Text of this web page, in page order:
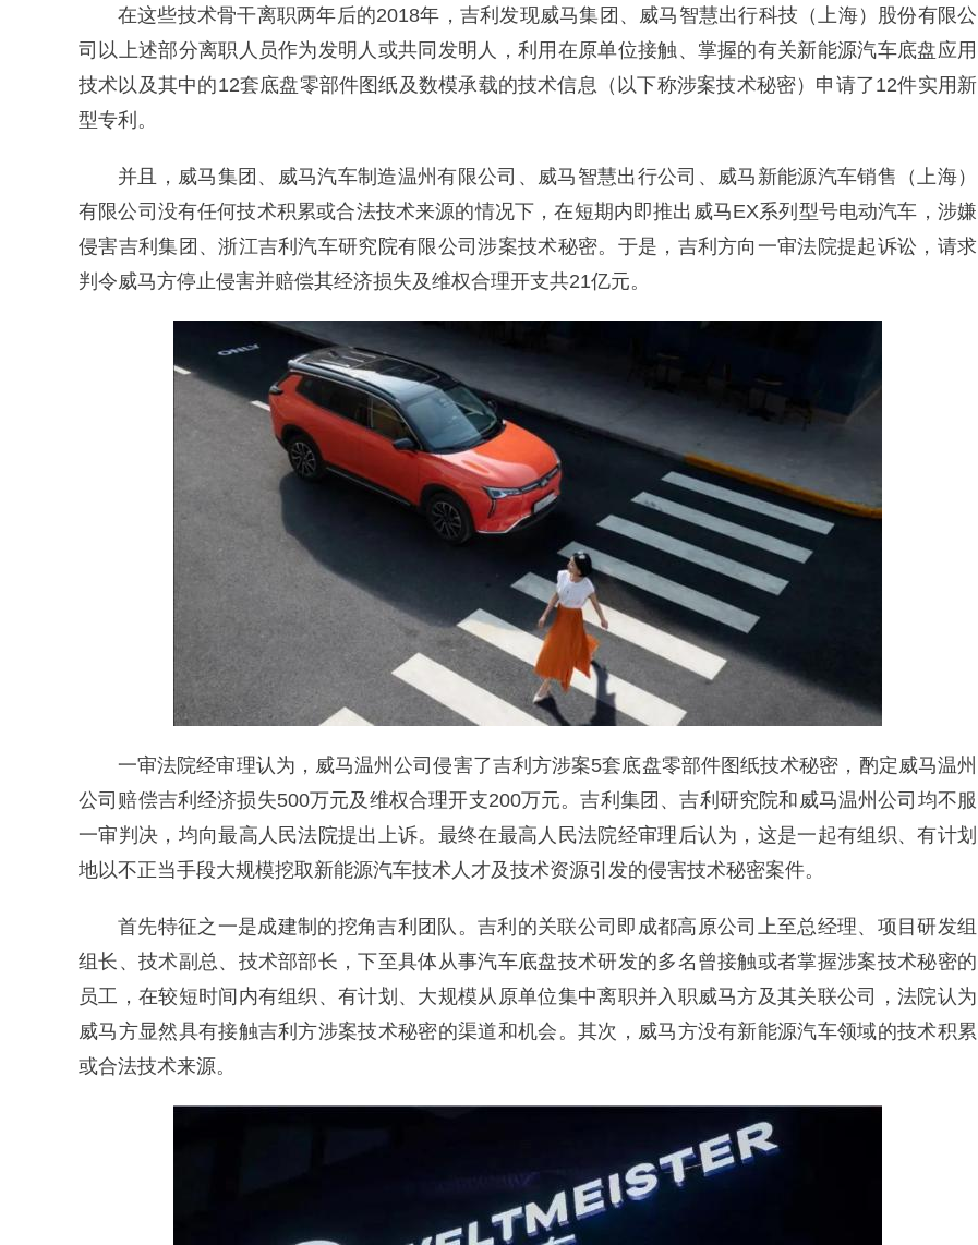
在这些技术骨干离职两年后的2018年，吉利发现威马集团、威马智慧出行科技（上海）股份有限公
司以上述部分离职人员作为发明人或共同发明人，利用在原单位接触、掌握的有关新能源汽车底盘应用
技术以及其中的12套底盘零部件图纸及数模承载的技术信息（以下称涉案技术秘密）申请了12件实用新
型专利。
并且，威马集团、威马汽车制造温州有限公司、威马智慧出行公司、威马新能源汽车销售（上海）
有限公司没有任何技术积累或合法技术来源的情况下，在短期内即推出威马EX系列型号电动汽车，涉嫌
侵害吉利集团、浙江吉利汽车研究院有限公司涉案技术秘密。于是，吉利方向一审法院提起诉讼，请求
判令威马方停止侵害并赔偿其经济损失及维权合理开支共21亿元。
一审法院经审理认为，威马温州公司侵害了吉利方涉案5套底盘零部件图纸技术秘密，酌定威马温州
公司赔偿吉利经济损失500万元及维权合理开支200万元。吉利集团、吉利研究院和威马温州公司均不服
一审判决，均向最高人民法院提出上诉。最终在最高人民法院经审理后认为，这是一起有组织、有计划
地以不正当手段大规模挖取新能源汽车技术人才及技术资源引发的侵害技术秘密案件。
首先特征之一是成建制的挖角吉利团队。吉利的关联公司即成都高原公司上至总经理、项目研发组
组长、技术副总、技术部部长，下至具体从事汽车底盘技术研发的多名曾接触或者掌握涉案技术秘密的
员工，在较短时间内有组织、有计划、大规模从原单位集中离职并入职威马方及其关联公司，法院认为
威马方显然具有接触吉利方涉案技术秘密的渠道和机会。其次，威马方没有新能源汽车领域的技术积累
或合法技术来源。